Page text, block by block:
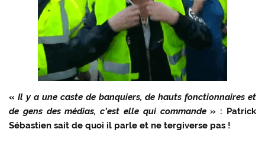
«Il y a une caste de banquiers, de hauts fonctionnaires et
de gens des médias, c’est elle qui commande» : Patrick
Sébastien sait de quoi il parle et ne tergiverse pas !